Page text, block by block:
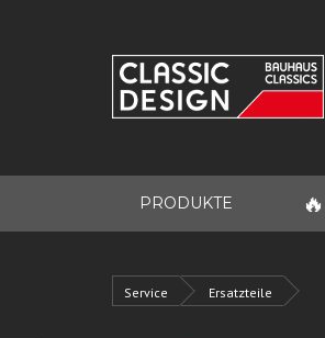
PRODUKTE 🔥
Service Ersatzteile